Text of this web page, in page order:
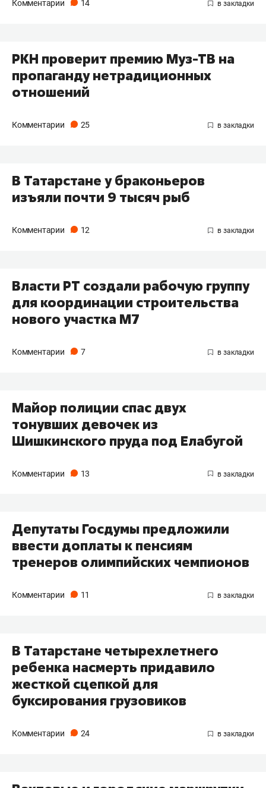
Комментарии 14
РКН проверит премию Муз-ТВ на
пропаганду нетрадиционных
отношений
Комментарии 25
В Татарстане у браконьеров
изъяли почти 9 тысяч рыб
Комментарии 12
Власти РТ создали рабочую группу
для координации строительства
нового участка М7
Комментарии 7
Майор полиции спас двух
тонувших девочек из
Шишкинского пруда под Елабугой
Комментарии 13
Депутаты Госдумы предложили
ввести доплаты к пенсиям
тренеров олимпийских чемпионов
Комментарии 11
В Татарстане четырехлетнего
ребенка насмерть придавило
жесткой сцепкой для
буксирования грузовиков
Комментарии 24